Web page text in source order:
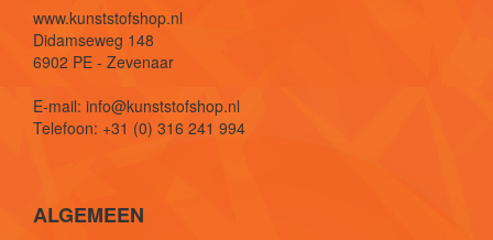
www.kunststofshop.nl
Didamseweg 148
6902 PE - Zevenaar
E-mail: info@kunststofshop.nl
Telefoon: +31 (0) 316 241 994
ALGEMEEN